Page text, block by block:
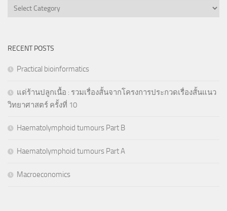
Categories
RECENT POSTS
Practical bioinformatics
แด่ร้านปลูกเนื้อ : รวมเรื่องสั้นจากโครงการประกวดเรื่องสั้นแนว
วิทยาศาสตร์ ครั้งที่ 10
Haematolymphoid tumours Part B
Haematolymphoid tumours Part A
Macroeconomics